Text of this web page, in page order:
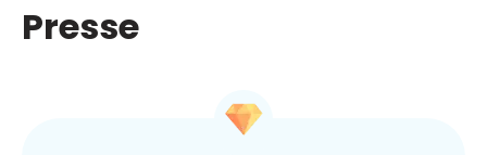
Presse